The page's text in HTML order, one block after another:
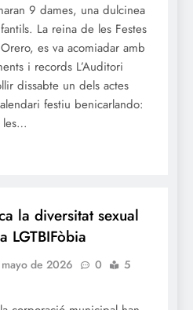
9 dames, una dulcinea
La reina de les Festes
es va acomiadar amb
i records L’Auditori
dissabte un dels actes
festiu benicarlando:
les…
la diversitat sexual
LGTBIFòbia
de 2026 0
5